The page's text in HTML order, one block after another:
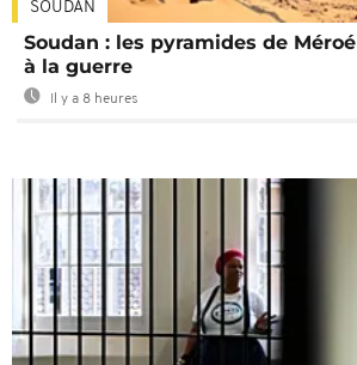
SOUDAN
Soudan : les pyramides de
à la guerre
Il y a 8 heures